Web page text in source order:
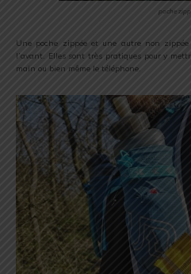
poche
Une poche zippée et une autre non
l’avant. Elles sont très pratiques pour y
main ou bien même le téléphone.